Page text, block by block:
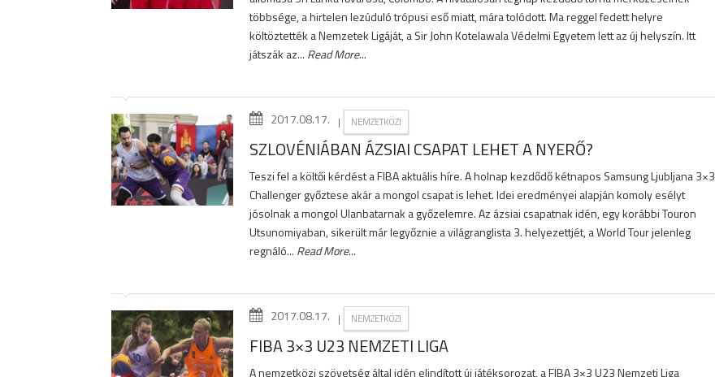
többsége, a hirtelen lezúduló trópusi eső miatt, mára tolódott. Ma reggel fedett helyre
költöztették a Nemzetek Ligáját, a Sir John Kotelawala Védelmi Egyetem lett az új helyszín. Itt
játszák az... Read More...
2017.08.17. | NEMZETKÖZI
SZLOVÉNIÁBAN ÁZSIAI CSAPAT LEHET A NYERŐ?
Teszi fel a költői kérdést a FIBA aktuális híre. A holnap kezdődő kétnapos Samsung Ljubljana 3×3
Challenger győztese akár a mongol csapat is lehet. Idei eredményei alapján komoly esélyt
jósolnak a mongol Ulanbatarnak a győzelemre. Az ázsiai csapatnak idén, egy korábbi Touron
Utsunomiyaban, sikerült már legyőznie a világranglista 3. helyezettjét, a World Tour jelenleg
regnáló... Read More...
2017.08.17. | NEMZETKÖZI
FIBA 3×3 U23 NEMZETI LIGA
A nemzetközi szövetség által idén elindított új játéksorozat, a FIBA 3×3 U23 Nemzeti Liga